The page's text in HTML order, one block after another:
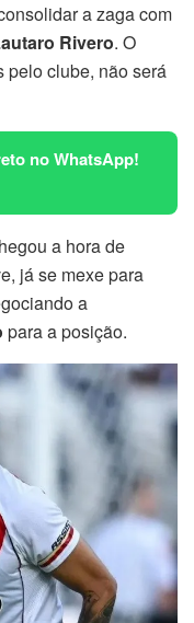
a zaga com
Rivero. O
pelo clube, não será
no WhatsApp!
a hora de
já se mexe para
a
para a posição.